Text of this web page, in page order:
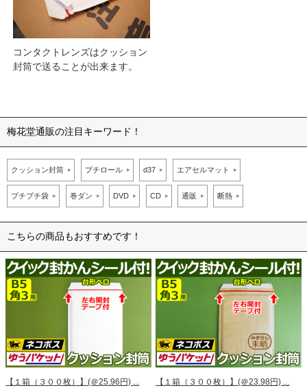
コンタクトレンズはクッション
封筒で送ることが出来ます。
梅花堂通販の注目キーワード！
クッション封筒 プチロール d37 エアセルマット
プチプチ袋 巻ダン DVD CD 通販 断熱
こちらの商品もおすすめです！
【１箱（３００枚）】(＠25.96円) ...
【１箱（３００枚）】(＠23.98円) ...